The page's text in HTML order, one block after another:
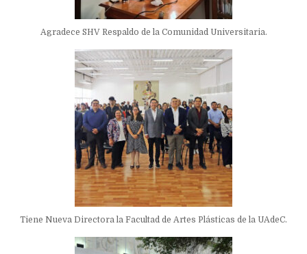
Agradece SHV Respaldo de la Comunidad Universitaria.
Tiene Nueva Directora la Facultad de Artes Plásticas de la UAdeC.